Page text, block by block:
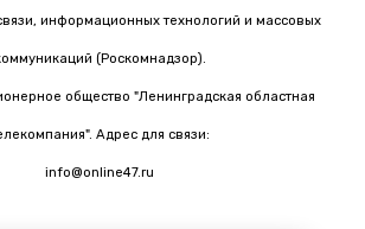
информационных технологий и массовых
(Роскомнадзор).
общество "Ленинградская областная
Адрес для связи:
info@online47.ru